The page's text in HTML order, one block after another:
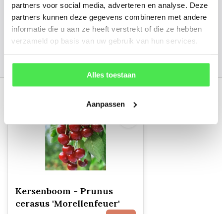
partners voor social media, adverteren en analyse. Deze
partners kunnen deze gegevens combineren met andere
informatie die u aan ze heeft verstrekt of die ze hebben
verzameld op basis van uw gebruik van hun services.
Alles toestaan
Aanpassen
06 45 601 508 (tijdelijk niet bereikbaar)
Recent bekeken
Kersenboom - Prunus
cerasus 'Morellenfeuer'